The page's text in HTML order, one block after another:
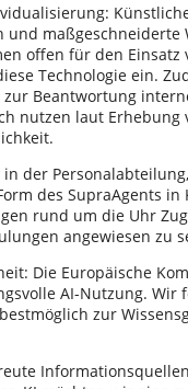
und
offen für den
Technologie ein.
zur Beantwortung
nutzen laut Erhebung
der
des SupraAgents
rund um die Uhr
angewiesen zu
Die Europäische
AI-Nutzung.
zur